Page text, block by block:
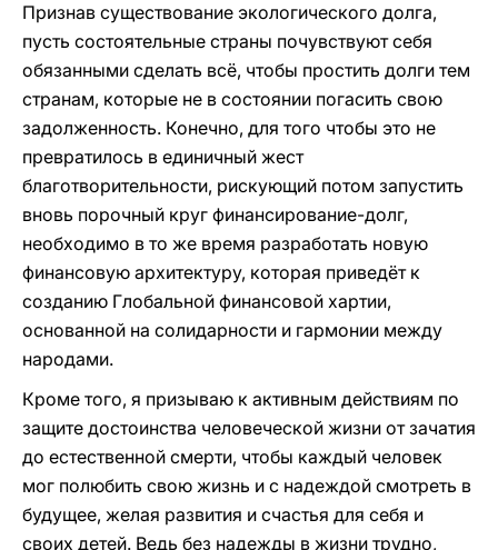
Признав существование экологического долга,
пусть состоятельные страны почувствуют себя
обязанными сделать всё, чтобы простить долги тем
странам, которые не в состоянии погасить свою
задолженность. Конечно, для того чтобы это не
превратилось в единичный жест
благотворительности, рискующий потом запустить
вновь порочный круг финансирование-долг,
необходимо в то же время разработать новую
финансовую архитектуру, которая приведёт к
созданию Глобальной финансовой хартии,
основанной на солидарности и гармонии между
народами.
Кроме того, я призываю к активным действиям по
защите достоинства человеческой жизни от зачатия
до естественной смерти, чтобы каждый человек
мог полюбить свою жизнь и с надеждой смотреть в
будущее, желая развития и счастья для себя и
своих детей. Ведь без надежды в жизни трудно,